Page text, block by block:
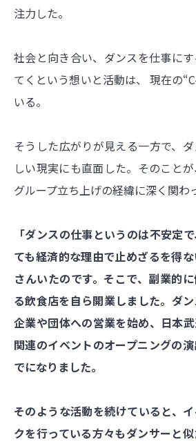
注力した。
社会と向き合い、ダンスを仕事に
てくという想いと活動は、 現在の
いる。
そうした広がりが見える一方で、
しい現実にも直面した。そのこと
グループ立ち上げの経緯に深く関わ
「ダンスの仕事というのは不安定
ても経済的な理由で止めざるを得
さんいたのです。そこで、副業的
る飲食店を自ら開業しました。ダ
企業や団体への営業を始め、日本
関連のイベントのオープニングの
でになりました。
そのような活動を続けていると、
クを行っている方々もダンサーと